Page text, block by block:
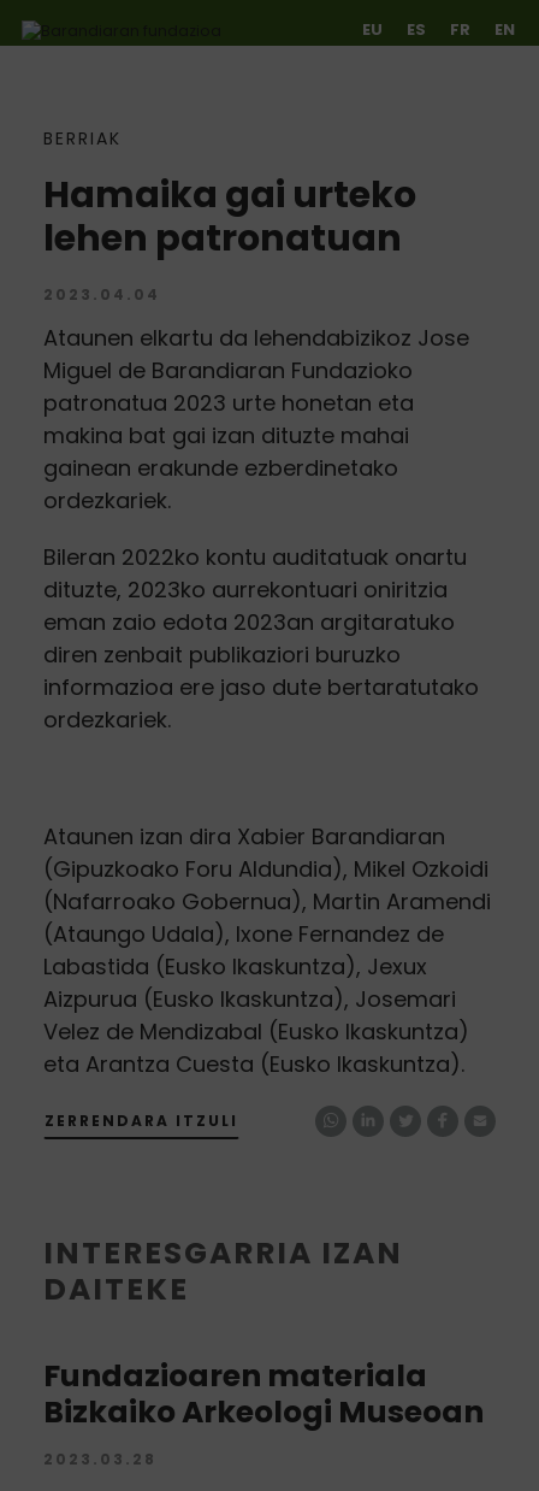
Ir directamente al contenido
EU ES FR EN
BERRIAK
Hamaika gai urteko
lehen patronatuan
2023.04.04
Ataunen elkartu da lehendabizikoz Jose
Miguel de Barandiaran Fundazioko
patronatua 2023 urte honetan eta
makina bat gai izan dituzte mahai
gainean erakunde ezberdinetako
ordezkariek.
Bileran 2022ko kontu auditatuak onartu
dituzte, 2023ko aurrekontuari oniritzia
eman zaio edota 2023an argitaratuko
diren zenbait publikaziori buruzko
informazioa ere jaso dute bertaratutako
ordezkariek.
Ataunen izan dira Xabier Barandiaran
(Gipuzkoako Foru Aldundia), Mikel Ozkoidi
(Nafarroako Gobernua), Martin Aramendi
(Ataungo Udala), Ixone Fernandez de
Labastida (Eusko Ikaskuntza), Jexux
Aizpurua (Eusko Ikaskuntza), Josemari
Velez de Mendizabal (Eusko Ikaskuntza)
eta Arantza Cuesta (Eusko Ikaskuntza).
ZERRENDARA ITZULI
INTERESGARRIA IZAN
DAITEKE
Fundazioaren materiala
Bizkaiko Arkeologi Museoan
2023.03.28